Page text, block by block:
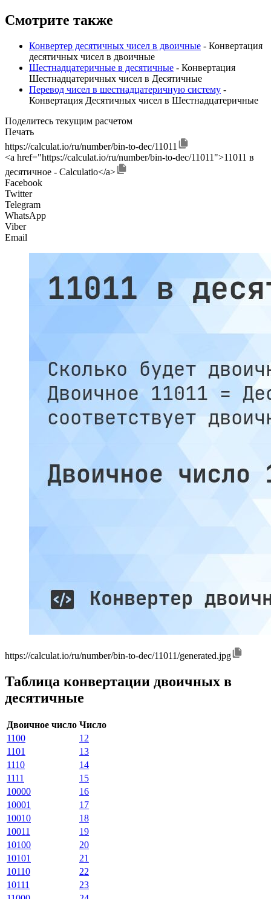
Смотрите также
Конвертер десятичных чисел в двоичные - Конвертация
десятичных чисел в двоичные
Шестнадцатеричные в десятичные - Конвертация
Шестнадцатеричных чисел в Десятичные
Перевод чисел в шестнадцатеричную систему -
Конвертация Десятичных чисел в Шестнадцатеричные
Поделитесь текущим расчетом
Печать
https://calculat.io/ru/number/bin-to-dec/11011
<a href="https://calculat.io/ru/number/bin-to-dec/11011">11011 в
десятичное - Calculatio</a>
Facebook
Twitter
Telegram
WhatsApp
Viber
Email
https://calculat.io/ru/number/bin-to-dec/11011/generated.jpg
Таблица конвертации двоичных в
десятичные
Двоичное число Число
1100
12
1101
13
1110
14
1111
15
10000
16
10001
17
10010
18
10011
19
10100
20
10101
21
10110
22
10111
23